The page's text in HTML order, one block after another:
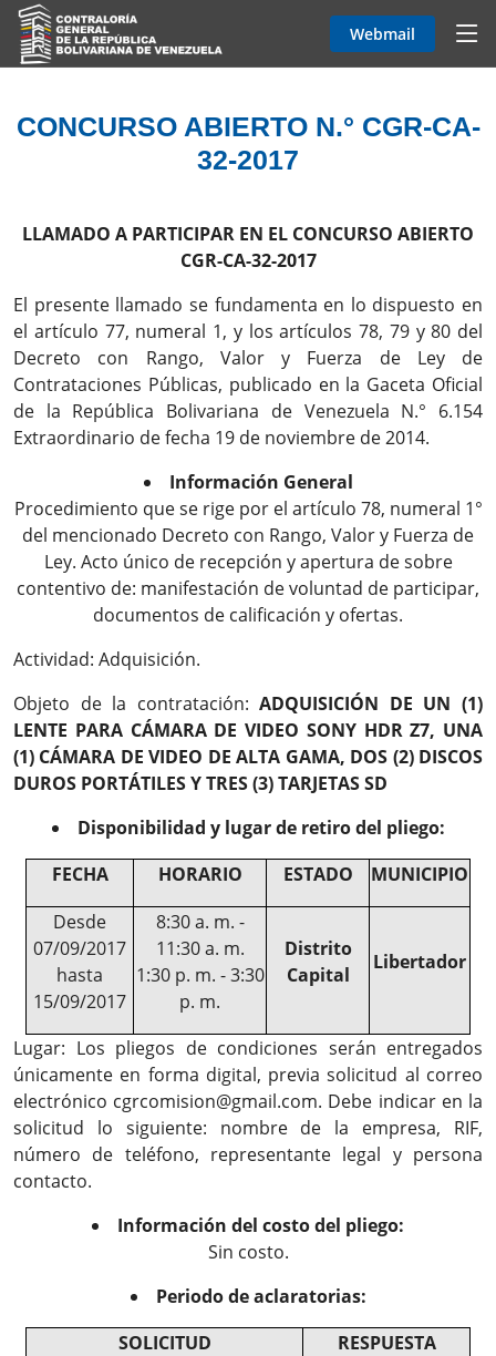
Webmail
CONCURSO ABIERTO N.° CGR-CA-
32-2017
LLAMADO A PARTICIPAR EN EL CONCURSO ABIERTO
CGR-CA-32-2017
El presente llamado se fundamenta en lo dispuesto en
el artículo 77, numeral 1, y los artículos 78, 79 y 80 del
Decreto con Rango, Valor y Fuerza de Ley de
Contrataciones Públicas, publicado en la Gaceta Oficial
de la República Bolivariana de Venezuela N.° 6.154
Extraordinario de fecha 19 de noviembre de 2014.
Información General
Procedimiento que se rige por el artículo 78, numeral 1°
del mencionado Decreto con Rango, Valor y Fuerza de
Ley. Acto único de recepción y apertura de sobre
contentivo de: manifestación de voluntad de participar,
documentos de calificación y ofertas.
Actividad: Adquisición.
Objeto de la contratación:ADQUISICIÓN DE UN (1)
LENTE PARA CÁMARA DE VIDEO SONY HDR Z7, UNA
(1) CÁMARA DE VIDEO DE ALTA GAMA, DOS (2) DISCOS
DUROS PORTÁTILES Y TRES (3) TARJETAS SD
Disponibilidad y lugar de retiro del pliego:
FECHA
HORARIO ESTADO
MUNICIPIO
Desde
07/09/2017
hasta
15/09/2017
8:30 a. m. -
11:30 a. m.
1:30 p. m. - 3:30
p. m.
Distrito
Capital
Libertador
Lugar: Los pliegos de condiciones serán entregados
únicamente en forma digital, previa solicitud al correo
electrónico cgrcomision@gmail.com. Debe indicar en la
solicitud lo siguiente: nombre de la empresa, RIF,
número de teléfono, representante legal y persona
contacto.
Información del costo del pliego:
Sin costo.
Periodo de aclaratorias:
SOLICITUD
RESPUESTA